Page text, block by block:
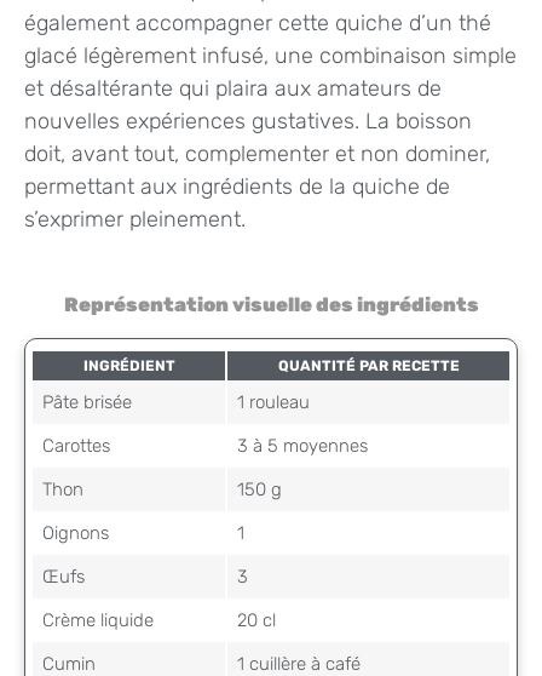
également accompagner cette quiche d’un thé
glacé légèrement infusé, une combinaison simple
et désaltérante qui plaira aux amateurs de
nouvelles expériences gustatives. La boisson
doit, avant tout, complementer et non dominer,
permettant aux ingrédients de la quiche de
s’exprimer pleinement.
Représentation visuelle des ingrédients
INGRÉDIENT QUANTITÉ PAR RECETTE
Pâte brisée
1 rouleau
Carottes
3 à 5 moyennes
Thon
150 g
Oignons
1
Œufs
3
Crème liquide
20 cl
Cumin
1 cuillère à café